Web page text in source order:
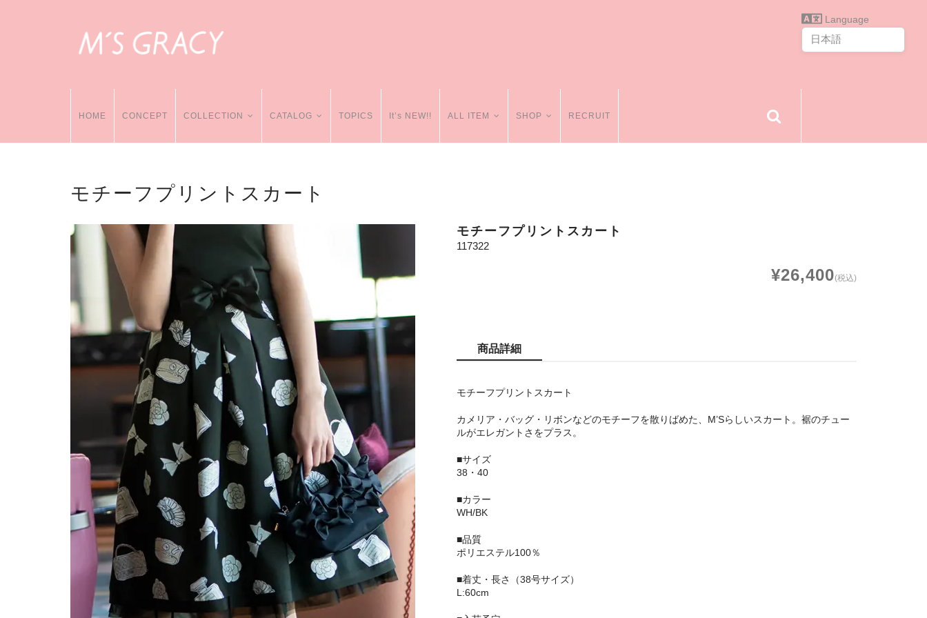
Language
HOME CONCEPT COLLECTION CATALOG TOPICS It’s NEW!! ALL ITEM SHOP RECRUIT
モチーフプリントスカート
モチーフプリントスカート
117322
¥26,400(税込)
商品詳細
モチーフプリントスカート
カメリア・バッグ・リボンなどのモチーフを散りばめた、M’Sらしいスカート。裾のチュー
ルがエレガントさをプラス。
■サイズ
38・40
■カラー
WH/BK
■品質
ポリエステル100％
■着丈・長さ（38号サイズ）
L:60cm